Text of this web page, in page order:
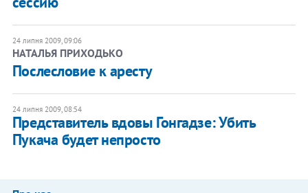
24 липня 2009, 09:06
НАТАЛЬЯ ПРИХОДЬКО
Послесловие к аресту
24 липня 2009, 08:54
Представитель вдовы Гонгадзе: Убить
Пукача будет непросто